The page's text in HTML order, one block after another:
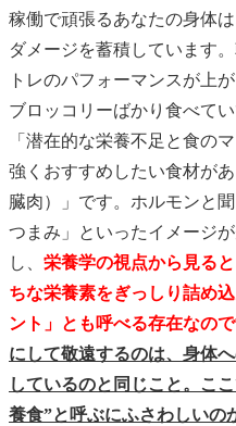
稼働で頑張るあなたの身体
ダメージを蓄積しています
トレのパフォーマンスが上
ブロッコリーばかり食べて
「潜在的な栄養不足と食の
強くおすすめしたい食材が
臓肉）」です。ホルモンと
つまみ」といったイメージ
し、 栄養学の視点から見る
ちな栄養素をぎっしり詰め
ント」とも呼べる存在なので
にして敬遠するのは、身体
しているのと同じこと。こ
養食”と呼ぶにふさわしいの